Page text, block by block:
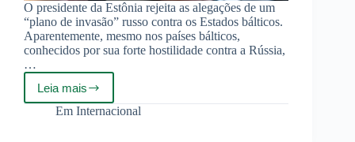
O presidente da Estônia rejeita as alegações de um
“plano de invasão” russo contra os Estados bálticos.
Aparentemente, mesmo nos países bálticos,
conhecidos por sua forte hostilidade contra a Rússia,
…
Leia maisEstônia
pede
Em Internacional